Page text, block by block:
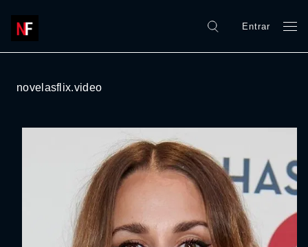
Entrar
novelasflix.video